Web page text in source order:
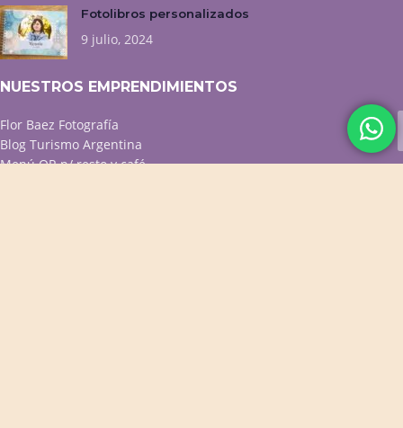
Fotolibros personalizados
9 julio, 2024
NUESTROS EMPRENDIMIENTOS
Flor Baez Fotografía
Blog Turismo Argentina
Menú QR p/ resto y café